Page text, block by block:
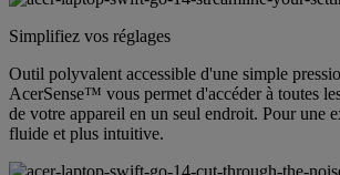
Simplifiez vos réglages
Outil polyvalent accessible d'une simple
AcerSense™ vous permet d'accéder à toutes
de votre appareil en un seul endroit. Pour une
fluide et plus intuitive.